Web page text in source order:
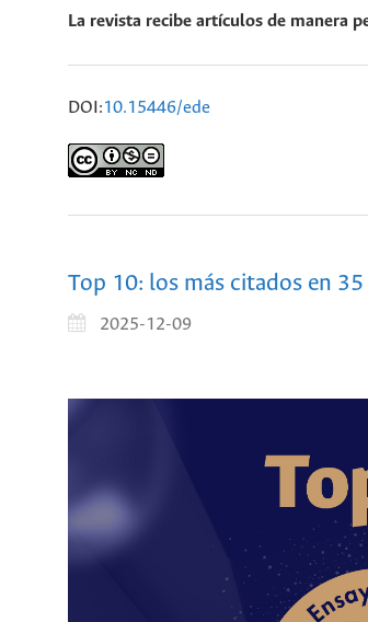
La revista recibe artículos de manera
DOI:10.15446/ede
Top 10: los más citados en
2025-12-09